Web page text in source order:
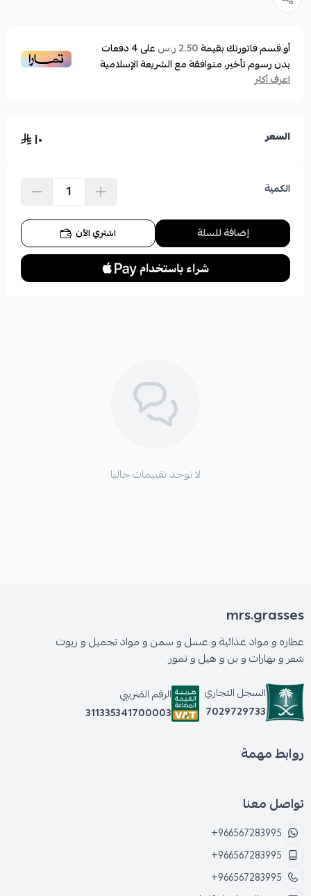
أو قسم فاتورتك بقيمة2.50 ر.س على4دفعات
بدون رسوم تأخير، متوافقة مع الشريعة الإسلامية
اعرف أكثر
السعر ١٠
الكمية
إضافة للسلة اشتري الآن
لا توجد تقييمات حاليا
mrs.grasses
عطاره و مواد غذائية و عسل و سمن و مواد تجميل و زيوت
شعر و بهارات و بن و هيل و تمور
السجل التجاري
7029729733
الرقم الضريبي
311335341700003
روابط مهمة
تواصل معنا
+966567283995
+966567283995
+966567283995